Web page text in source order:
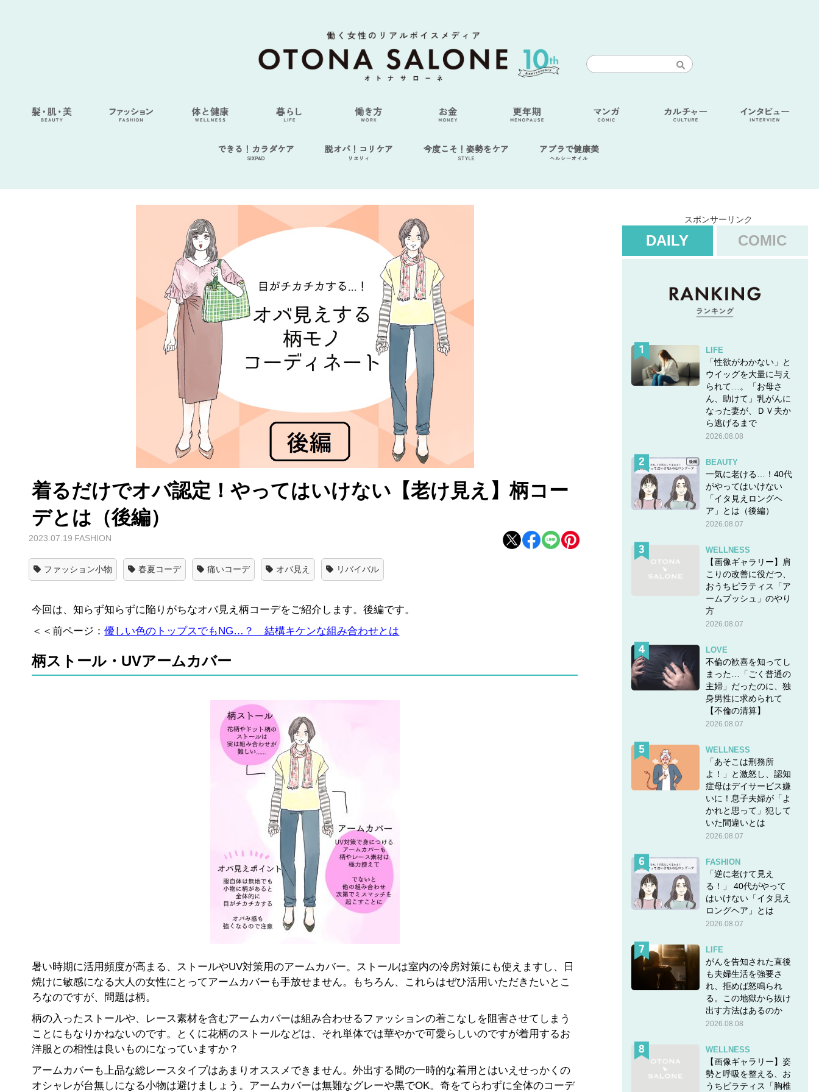
できる！カラダケア
SIXPAD
脱オバ！コリケア
リエリィ
今度こそ！姿勢をケア
STYLE
アブラで健康美
ヘルシーオイル
着るだけでオバ認定！やってはいけない【老け見え】柄コー
デとは（後編）
2023.07.19 FASHION
ファッション小物 春夏コーデ 痛いコーデ オバ見え リバイバル
今回は、知らず知らずに陥りがちなオバ見え柄コーデをご紹介します。後編です。
＜＜前ページ：優しい色のトップスでもNG…？ 結構キケンな組み合わせとは
柄ストール・UVアームカバー
暑い時期に活用頻度が高まる、ストールやUV対策用のアームカバー。ストールは室内の冷房対策にも使えますし、日
焼けに敏感になる大人の女性にとってアームカバーも手放せません。もちろん、これらはぜひ活用いただきたいとこ
ろなのですが、問題は柄。
柄の入ったストールや、レース素材を含むアームカバーは組み合わせるファッションの着こなしを阻害させてしまう
ことにもなりかねないのです。とくに花柄のストールなどは、それ単体では華やかで可愛らしいのですが着用するお
洋服との相性は良いものになっていますか？
アームカバーも上品な総レースタイプはあまりオススメできません。外出する間の一時的な着用とはいえせっかくの
オシャレが台無しになる小物は避けましょう。アームカバーは無難なグレーや黒でOK。奇をてらわずに全体のコーデ
スポンサーリンク
DAILY COMIC
LIFE
「性欲がわかない」と
ウイッグを大量に与え
られて…。「お母さ
ん、助けて」乳がんに
なった妻が、ＤＶ夫か
ら逃げるまで
2026.08.08
BEAUTY
一気に老ける…！40代
がやってはいけない
「イタ見えロングヘ
ア」とは（後編）
2026.08.07
WELLNESS
【画像ギャラリー】肩
こりの改善に役だつ、
おうちピラティス「ア
ームプッシュ」のやり
方
2026.08.07
LOVE
不倫の歓喜を知ってし
まった…「ごく普通の
主婦」だったのに、独
身男性に求められて
【不倫の清算】
2026.08.07
WELLNESS
「あそこは刑務所
よ！」と激怒し、認知
症母はデイサービス嫌
いに！息子夫婦が「よ
かれと思って」犯して
いた間違いとは
2026.08.07
FASHION
「逆に老けて見え
る！」 40代がやって
はいけない「イタ見え
ロングヘア」とは
2026.08.07
LIFE
がんを告知された直後
も夫婦生活を強要さ
れ、拒めば怒鳴られ
る。この地獄から抜け
出す方法はあるのか
2026.08.08
WELLNESS
【画像ギャラリー】姿
勢と呼吸を整える、お
うちピラティス「胸椎